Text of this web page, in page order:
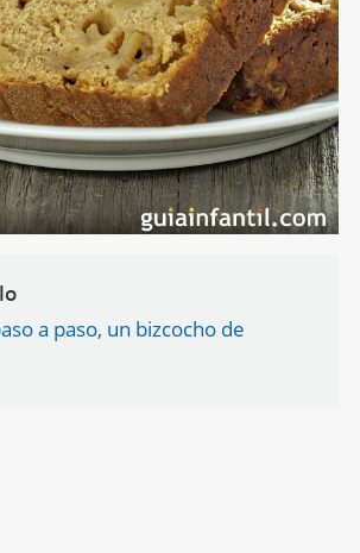
a paso, un bizcocho de